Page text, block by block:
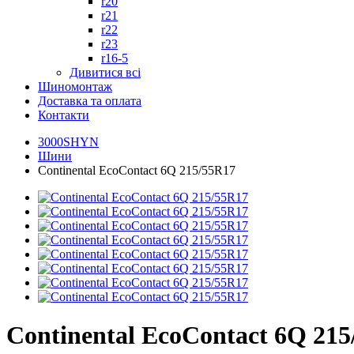
r21
r22
r23
r16-5
Дивитися всі
Шиномонтаж
Доставка та оплата
Контакти
3000SHYN
Шини
Continental EcoContact 6Q 215/55R17
Continental EcoContact 6Q